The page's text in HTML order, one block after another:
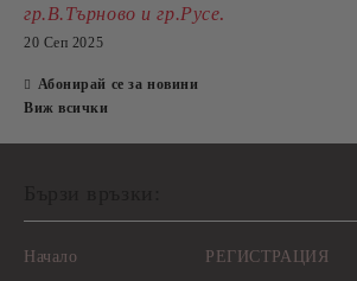
гр.В.Търново и гр.Русе.
20 Сеп 2025
Абонирай се за новини
Виж всички
Начало РЕГИСТРАЦИЯ